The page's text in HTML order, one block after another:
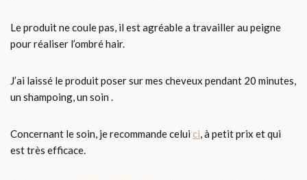
Le produit ne coule pas, il est agréable a travailler au peigne
pour réaliser l’ombré hair.
J’ai laissé le produit poser sur mes cheveux pendant 20 minutes,
un shampoing, un soin .
Concernant le soin, je recommande celui ci, à petit prix et qui
est très efficace.